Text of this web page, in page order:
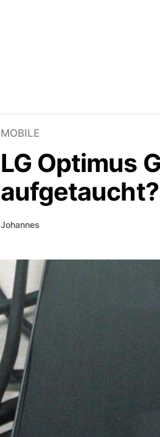
MOBILE
LG Optimus
aufgetaucht?
Johannes